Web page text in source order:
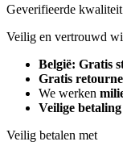
Geverifieerde kwaliteit
Veilig en vertrouwd
België: Gratis
Gratis
We werken
Veilige betaling
Veilig betalen met